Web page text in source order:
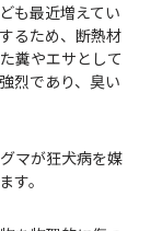
も最近増えてい
るため、断熱材
糞やエサとして
烈であり、臭い
マが狂犬病を媒
す。